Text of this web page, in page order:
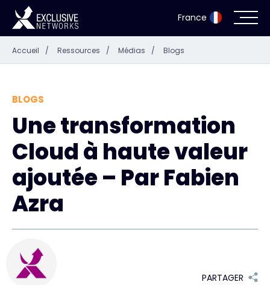
France
Cybersécurité
Écosystème
Ressources
Entreprise
Accueil / Ressources / Médias / Blogs
BLOGS
Une transformation
Cloud à haute valeur
ajoutée – Par Fabien
Azra
PARTAGER